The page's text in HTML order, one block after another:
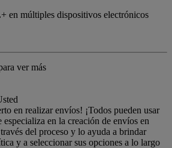
ver más
en realizar envíos! ¡Todos pueden usar
en la creación de envíos en
del proceso y lo ayuda a brindar
y a seleccionar sus opciones a lo largo